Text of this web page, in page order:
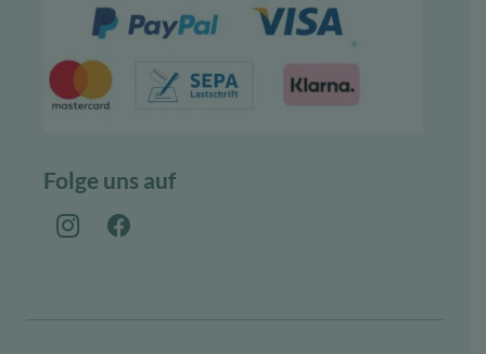
Folge uns auf